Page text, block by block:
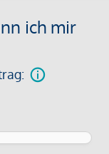
ich mir